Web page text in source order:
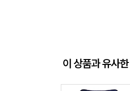
이 상품과 유사한